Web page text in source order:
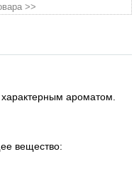
>>
ароматом.
вещество: